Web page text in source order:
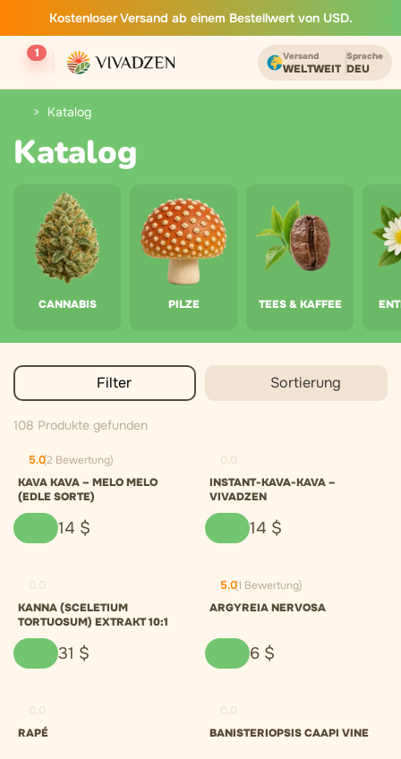
Kostenloser Versand ab einem Bestellwert von USD.
1 Versand
WELTWEIT
Sprache
DEU
Katalog
Katalog
CANNABIS PILZE TEES & KAFFEE
Filter Sortierung
108 Produkte gefunden
5.0(2 Bewertung)
KAVA KAVA – MELO MELO
(EDLE SORTE)
14 $
INSTANT-KAVA-KAVA –
VIVADZEN
14 $
KANNA (SCELETIUM
TORTUOSUM) EXTRAKT 10:1
31 $
5.0(1 Bewertung)
ARGYREIA NERVOSA
6 $
RAPÉ
BANISTERIOPSIS CAAPI VINE